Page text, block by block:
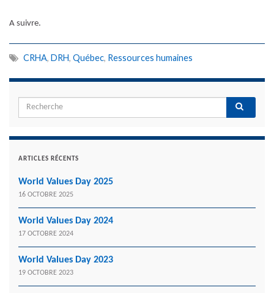
A suivre.
CRHA, DRH, Québec, Ressources humaines
ARTICLES RÉCENTS
World Values Day 2025
16 OCTOBRE 2025
World Values Day 2024
17 OCTOBRE 2024
World Values Day 2023
19 OCTOBRE 2023